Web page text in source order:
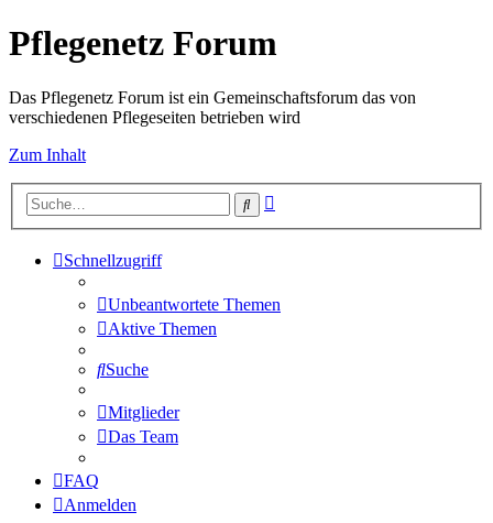
Pflegenetz Forum
Das Pflegenetz Forum ist ein Gemeinschaftsforum das von
verschiedenen Pflegeseiten betrieben wird
Zum Inhalt
Suche
Schnellzugriff
Unbeantwortete Themen
Aktive Themen
Suche
Mitglieder
Das Team
FAQ
Anmelden